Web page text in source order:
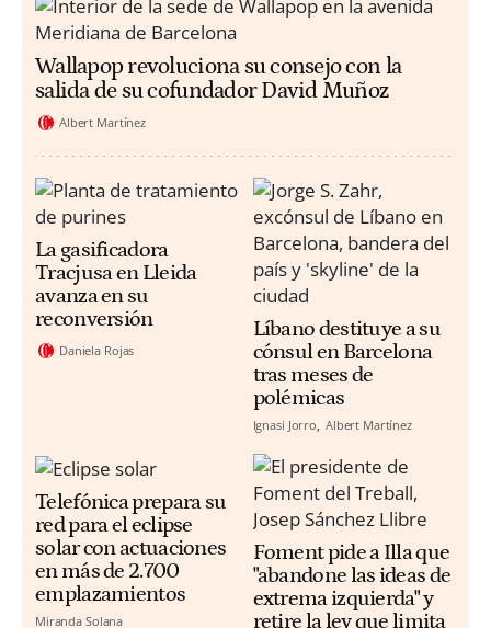
Wallapop revoluciona su consejo con la
salida de su cofundador David Muñoz
Albert Martínez
La gasificadora
Tracjusa en Lleida
avanza en su
reconversión
Daniela Rojas
Líbano destituye a su
cónsul en Barcelona
tras meses de
polémicas
Ignasi Jorro Albert Martínez
Telefónica prepara su
red para el eclipse
solar con actuaciones
en más de 2.700
emplazamientos
Miranda Solana
Foment pide a Illa que
"abandone las ideas de
extrema izquierda" y
retire la ley que limita